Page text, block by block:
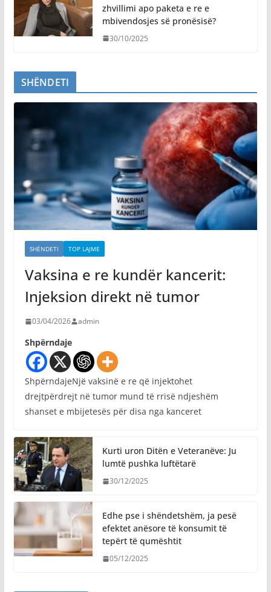
zhvillimi apo paketa e re e
mbivendosjes së pronësisë?
30/10/2025
SHËNDETI
SHËNDETI TOP LAJME
Vaksina e re kundër kancerit:
Injeksion direkt në tumor
03/04/2026 admin
Shpërndaje
ShpërndajeNjë vaksinë e re që injektohet
drejtpërdrejt në tumor mund të rrisë ndjeshëm
shanset e mbijetesës për disa nga kanceret
Kurti uron Ditën e Veteranëve: Ju
lumtë pushka luftëtarë
30/12/2025
Edhe pse i shëndetshëm, ja pesë
efektet anësore të konsumit të
tepërt të qumështit
05/12/2025